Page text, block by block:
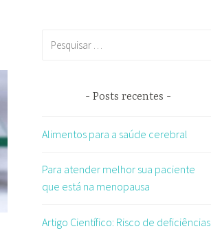
Posts recentes
Alimentos para a saúde cerebral
Para atender melhor sua paciente
que está na menopausa
Artigo Científico: Risco de deficiências